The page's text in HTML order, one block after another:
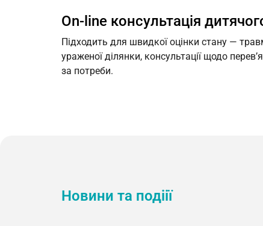
On‑line консультація
Підходить для швидкої оцінки стану —
ураженої ділянки, консультації щодо
за потреби.
Новини та подіії